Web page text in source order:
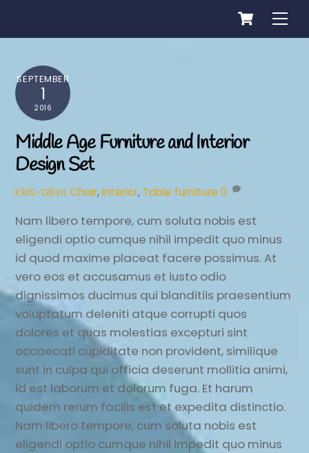
Cart
SEPTEMBER
1
2016
Middle Age Furniture and Interior
Design Set
KRIS-DIEHL Chair,Interior, Table furniture 0
Nam libero tempore, cum soluta nobis est
eligendi optio cumque nihil impedit quo minus
id quod maxime placeat facere possimus. At
vero eos et accusamus et iusto odio
dignissimos ducimus qui blanditiis praesentium
voluptatum deleniti atque corrupti quos
dolores et quas molestias excepturi sint
occaecati cupiditate non provident, similique
sunt in culpa qui officia deserunt mollitia animi,
id est laborum et dolorum fuga. Et harum
quidem rerum facilis est et expedita distinctio.
Nam libero tempore, cum soluta nobis est
eligendi optio cumque nihil impedit quo minus